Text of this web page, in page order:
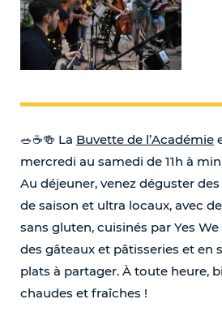
🥗☕️🍻 La Buvette de l’Académie
mercredi au samedi de 11h à
Au déjeuner, venez déguster
de saison et ultra locaux, avec
sans gluten, cuisinés par Yes
des gâteaux et pâtisseries et en
plats à partager. À toute heure,
chaudes et fraîches !